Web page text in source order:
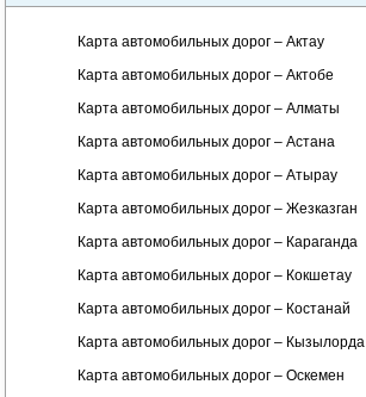
Карта автомобильных дорог – Актау
Карта автомобильных дорог – Актобе
Карта автомобильных дорог – Алматы
Карта автомобильных дорог – Астана
Карта автомобильных дорог – Атырау
Карта автомобильных дорог – Жезказган
Карта автомобильных дорог – Караганда
Карта автомобильных дорог – Кокшетау
Карта автомобильных дорог – Костанай
Карта автомобильных дорог – Кызылорда
Карта автомобильных дорог – Оскемен